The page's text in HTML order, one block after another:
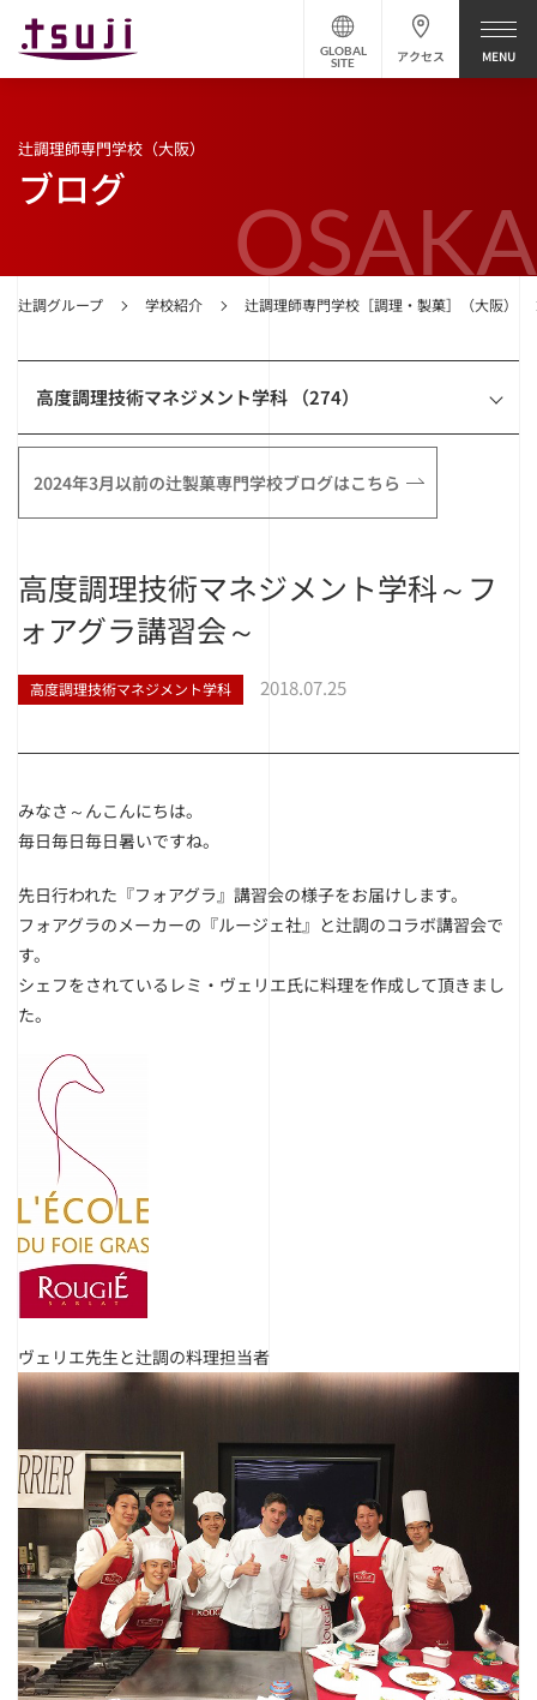
アクセス
GLOBAL
SITE
OSAKA
辻調グループ 学校紹介 辻調理師専門学校［調理・製菓］（大阪）
辻調理師専門学校（大阪）
ブログ
高度調理技術マネジメント学科 （274）
2024年3月以前の辻製菓専門学校ブログはこちら
高度調理技術マネジメント学科～フ
ォアグラ講習会～
高度調理技術マネジメント学科 2018.07.25
みなさ～んこんにちは。
毎日毎日毎日暑いですね。
先日行われた『フォアグラ』講習会の様子をお届けします。
フォアグラのメーカーの『ルージェ社』と辻調のコラボ講習会で
す。
シェフをされているレミ・ヴェリエ氏に料理を作成して頂きまし
た。
ヴェリエ先生と辻調の料理担当者